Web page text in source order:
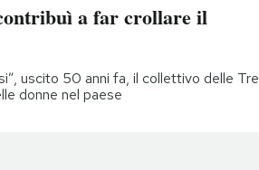
a far crollare il
uscito 50 anni fa, il collettivo delle Tre
donne nel paese